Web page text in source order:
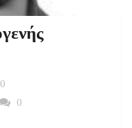
0